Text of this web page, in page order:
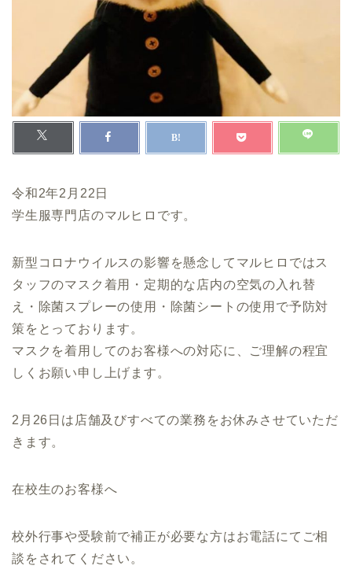
令和2年2月22日
学生服専門店のマルヒロです。
新型コロナウイルスの影響を懸念してマルヒロではス
タッフのマスク着用・定期的な店内の空気の入れ替
え・除菌スプレーの使用・除菌シートの使用で予防対
策をとっております。
マスクを着用してのお客様への対応に、ご理解の程宜
しくお願い申し上げます。
2月26日は店舗及びすべての業務をお休みさせていただ
きます。
在校生のお客様へ
校外行事や受験前で補正が必要な方はお電話にてご相
談をされてください。